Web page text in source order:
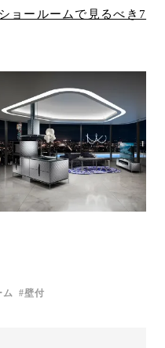
ョールームで見るべき7
ム 壁付